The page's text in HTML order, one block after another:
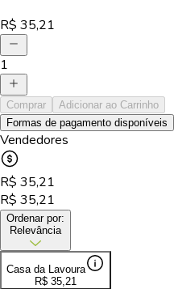
R$ 35,21
1
Comprar
Adicionar ao Carrinho
Formas de pagamento disponíveis
Vendedores
R$ 35,21
R$ 35,21
Ordenar por:
Relevância
Casa da Lavoura
R$ 35,21